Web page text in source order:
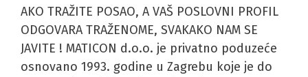
AKO TRAŽITE POSAO, A VAŠ POSLOVNI PROFIL
ODGOVARA TRAŽENOME, SVAKAKO NAM SE
JAVITE ! MATICON d.o.o. je privatno poduzeće
osnovano 1993. godine u Zagrebu koje je do